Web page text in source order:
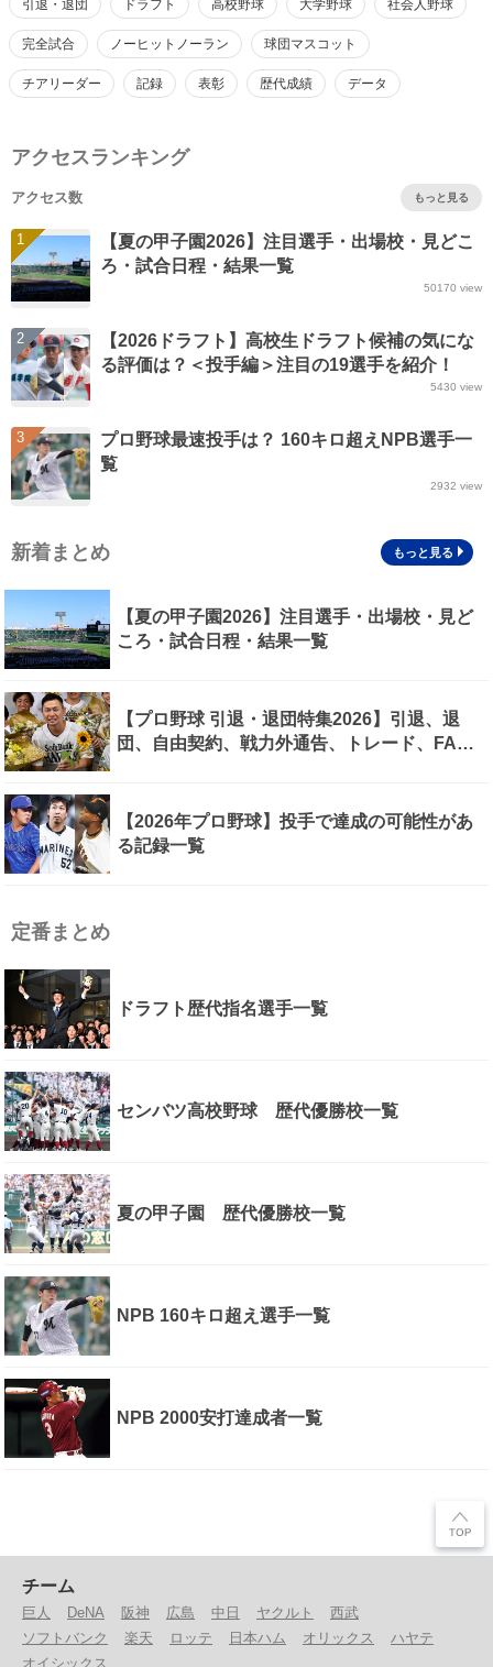
引退・退団 ドラフト 高校野球 大学野球 社会人野球
完全試合 ノーヒットノーラン 球団マスコット
チアリーダー 記録 表彰 歴代成績 データ
アクセスランキング
アクセス数 もっと見る
1
【夏の甲子園2026】注目選手・出場校・見どこ
ろ・試合日程・結果一覧
50170 view
2
【2026ドラフト】高校生ドラフト候補の気にな
る評価は？＜投手編＞注目の19選手を紹介！
5430 view
3
プロ野球最速投手は？ 160キロ超えNPB選手一
覧
2932 view
新着まとめ もっと見る
【夏の甲子園2026】注目選手・出場校・見ど
ころ・試合日程・結果一覧
【プロ野球 引退・退団特集2026】引退、退
団、自由契約、戦力外通告、トレード、FA、
【2026年プロ野球】投手で達成の可能性があ
る記録一覧
定番まとめ
ドラフト歴代指名選手一覧
センバツ高校野球 歴代優勝校一覧
夏の甲子園 歴代優勝校一覧
NPB 160キロ超え選手一覧
NPB 2000安打達成者一覧
チーム
巨人 DeNA 阪神 広島 中日 ヤクルト
西武
ソフトバンク
楽天 ロッテ 日本ハム オリックス
ハヤテ
オイシックス